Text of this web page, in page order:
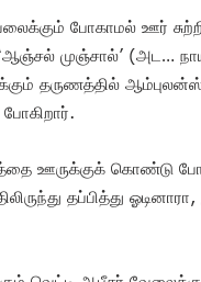
போகாமல் ஊர்
முஞ்சால்’ (அட…
தருணத்தில்
ஊருக்குக் கொண்டு
தப்பித்து